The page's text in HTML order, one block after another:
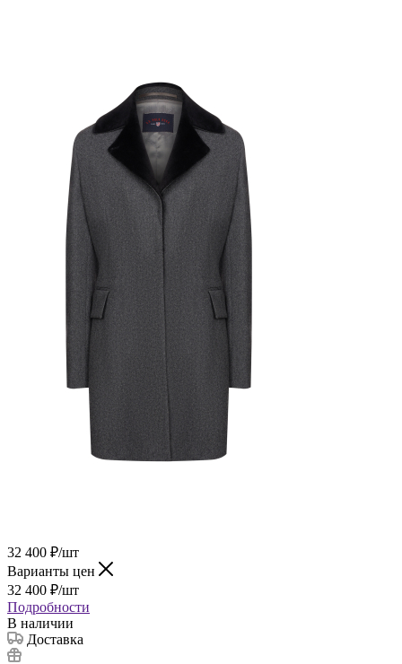
32 400 ₽/шт
Варианты цен
32 400 ₽/шт
Подробности
В наличии
Доставка